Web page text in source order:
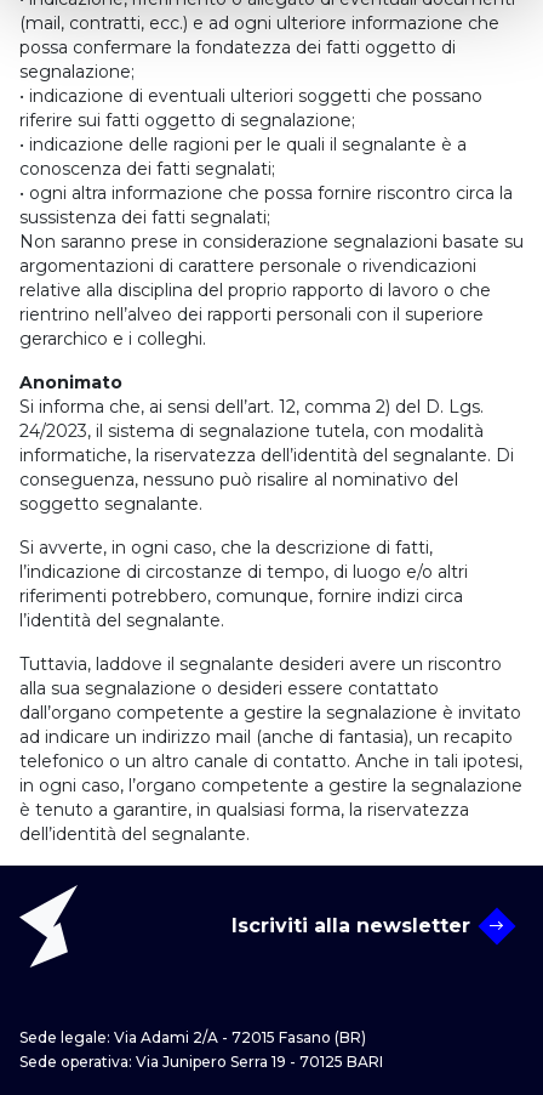
(mail, contratti, ecc.) e ad ogni ulteriore informazione che
possa confermare la fondatezza dei fatti oggetto di
segnalazione;
• indicazione di eventuali ulteriori soggetti che possano
riferire sui fatti oggetto di segnalazione;
• indicazione delle ragioni per le quali il segnalante è a
conoscenza dei fatti segnalati;
• ogni altra informazione che possa fornire riscontro circa la
sussistenza dei fatti segnalati;
Non saranno prese in considerazione segnalazioni basate su
argomentazioni di carattere personale o rivendicazioni
relative alla disciplina del proprio rapporto di lavoro o che
rientrino nell’alveo dei rapporti personali con il superiore
gerarchico e i colleghi.
Anonimato
Si informa che, ai sensi dell’art. 12, comma 2) del D. Lgs.
24/2023, il sistema di segnalazione tutela, con modalità
informatiche, la riservatezza dell’identità del segnalante. Di
conseguenza, nessuno può risalire al nominativo del
soggetto segnalante.
Si avverte, in ogni caso, che la descrizione di fatti,
l’indicazione di circostanze di tempo, di luogo e/o altri
riferimenti potrebbero, comunque, fornire indizi circa
l’identità del segnalante.
Tuttavia, laddove il segnalante desideri avere un riscontro
alla sua segnalazione o desideri essere contattato
dall’organo competente a gestire la segnalazione è invitato
ad indicare un indirizzo mail (anche di fantasia), un recapito
telefonico o un altro canale di contatto. Anche in tali ipotesi,
in ogni caso, l’organo competente a gestire la segnalazione
è tenuto a garantire, in qualsiasi forma, la riservatezza
dell’identità del segnalante.
Iscriviti alla newsletter
Sede legale: Via Adami 2/A - 72015 Fasano (BR)
Sede operativa: Via Junipero Serra 19 - 70125 BARI